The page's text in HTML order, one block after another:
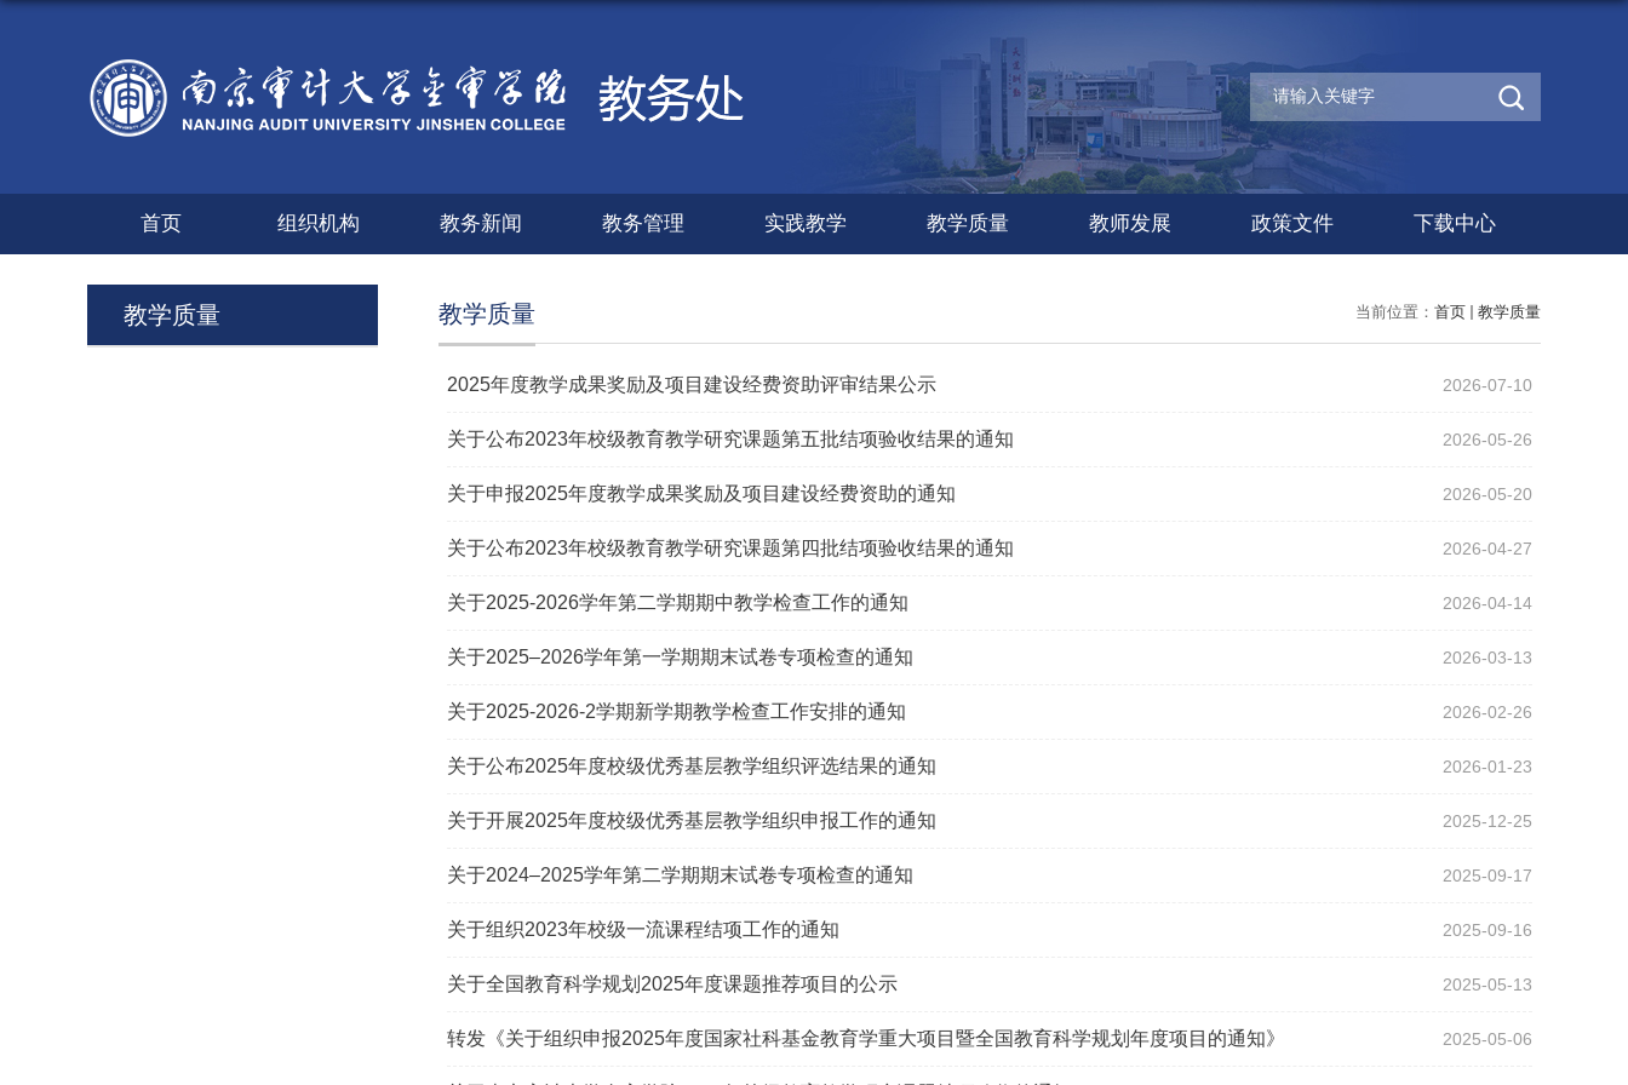
首页 组织机构 教务新闻 教务管理 实践教学 教学质量 教师发展 政策文件 下载中心
教学质量 当前位置： 首页 教学质量
教学质量
2025年度教学成果奖励及项目建设经费资助评审结果公示 2026-07-10
关于公布2023年校级教育教学研究课题第五批结项验收结果的通知 2026-05-26
关于申报2025年度教学成果奖励及项目建设经费资助的通知 2026-05-20
关于公布2023年校级教育教学研究课题第四批结项验收结果的通知 2026-04-27
关于2025-2026学年第二学期期中教学检查工作的通知 2026-04-14
关于2025–2026学年第一学期期末试卷专项检查的通知 2026-03-13
关于2025-2026-2学期新学期教学检查工作安排的通知 2026-02-26
关于公布2025年度校级优秀基层教学组织评选结果的通知 2026-01-23
关于开展2025年度校级优秀基层教学组织申报工作的通知 2025-12-25
关于2024–2025学年第二学期期末试卷专项检查的通知 2025-09-17
关于组织2023年校级一流课程结项工作的通知 2025-09-16
关于全国教育科学规划2025年度课题推荐项目的公示 2025-05-13
转发《关于组织申报2025年度国家社科基金教育学重大项目暨全国教育科学规划年度项目的通知》 2025-05-06